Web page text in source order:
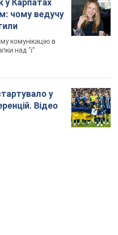
у Карпатах
чому ведучу
комунікацію в
над "і"
у
Відео